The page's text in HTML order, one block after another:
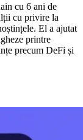
cu 6 ani de
cu privire la
El a ajutat
printre
precum DeFi și